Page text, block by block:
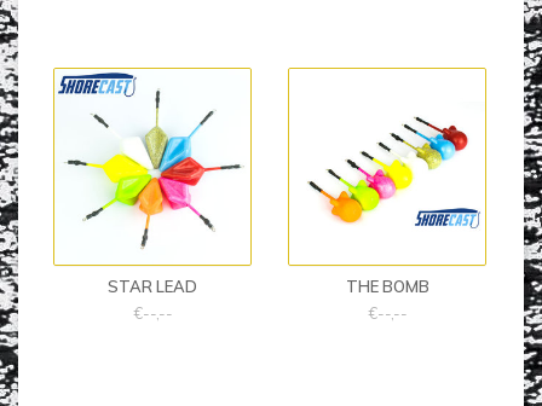
STAR LEAD
€--,--
THE BOMB
€--,--